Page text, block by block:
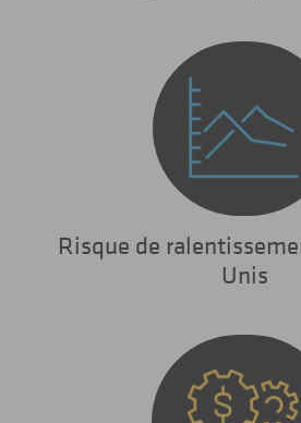
Risque de
Unis